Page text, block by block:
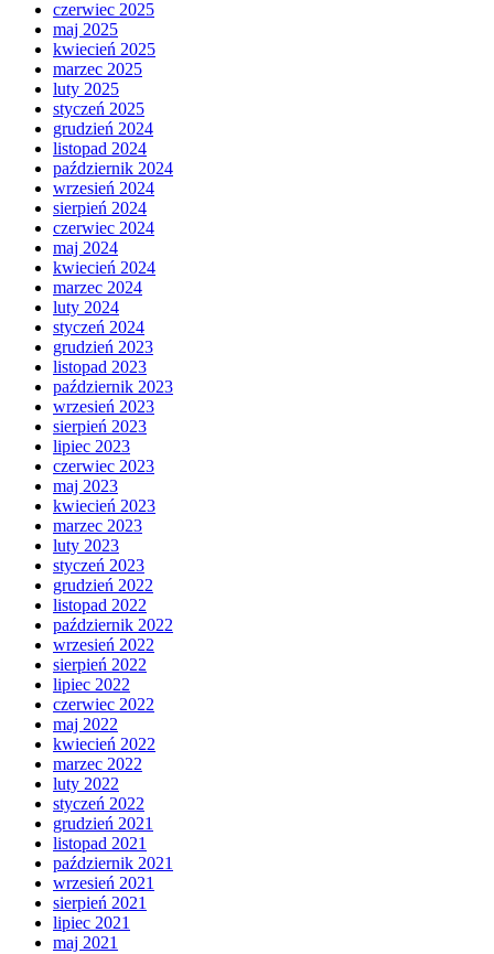
czerwiec 2025
maj 2025
kwiecień 2025
marzec 2025
luty 2025
styczeń 2025
grudzień 2024
listopad 2024
październik 2024
wrzesień 2024
sierpień 2024
czerwiec 2024
maj 2024
kwiecień 2024
marzec 2024
luty 2024
styczeń 2024
grudzień 2023
listopad 2023
październik 2023
wrzesień 2023
sierpień 2023
lipiec 2023
czerwiec 2023
maj 2023
kwiecień 2023
marzec 2023
luty 2023
styczeń 2023
grudzień 2022
listopad 2022
październik 2022
wrzesień 2022
sierpień 2022
lipiec 2022
czerwiec 2022
maj 2022
kwiecień 2022
marzec 2022
luty 2022
styczeń 2022
grudzień 2021
listopad 2021
październik 2021
wrzesień 2021
sierpień 2021
lipiec 2021
maj 2021